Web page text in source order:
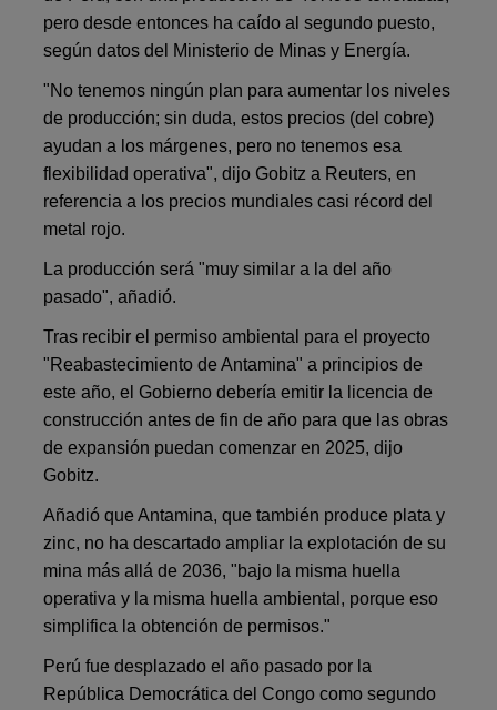
pero desde entonces ha caído al segundo puesto,
según datos del Ministerio de Minas y Energía.
"No tenemos ningún plan para aumentar los niveles
de producción; sin duda, estos precios (del cobre)
ayudan a los márgenes, pero no tenemos esa
flexibilidad operativa", dijo Gobitz a Reuters, en
referencia a los precios mundiales casi récord del
metal rojo.
La producción será "muy similar a la del año
pasado", añadió.
Tras recibir el permiso ambiental para el proyecto
"Reabastecimiento de Antamina" a principios de
este año, el Gobierno debería emitir la licencia de
construcción antes de fin de año para que las obras
de expansión puedan comenzar en 2025, dijo
Gobitz.
Añadió que Antamina, que también produce plata y
zinc, no ha descartado ampliar la explotación de su
mina más allá de 2036, "bajo la misma huella
operativa y la misma huella ambiental, porque eso
simplifica la obtención de permisos."
Perú fue desplazado el año pasado por la
República Democrática del Congo como segundo